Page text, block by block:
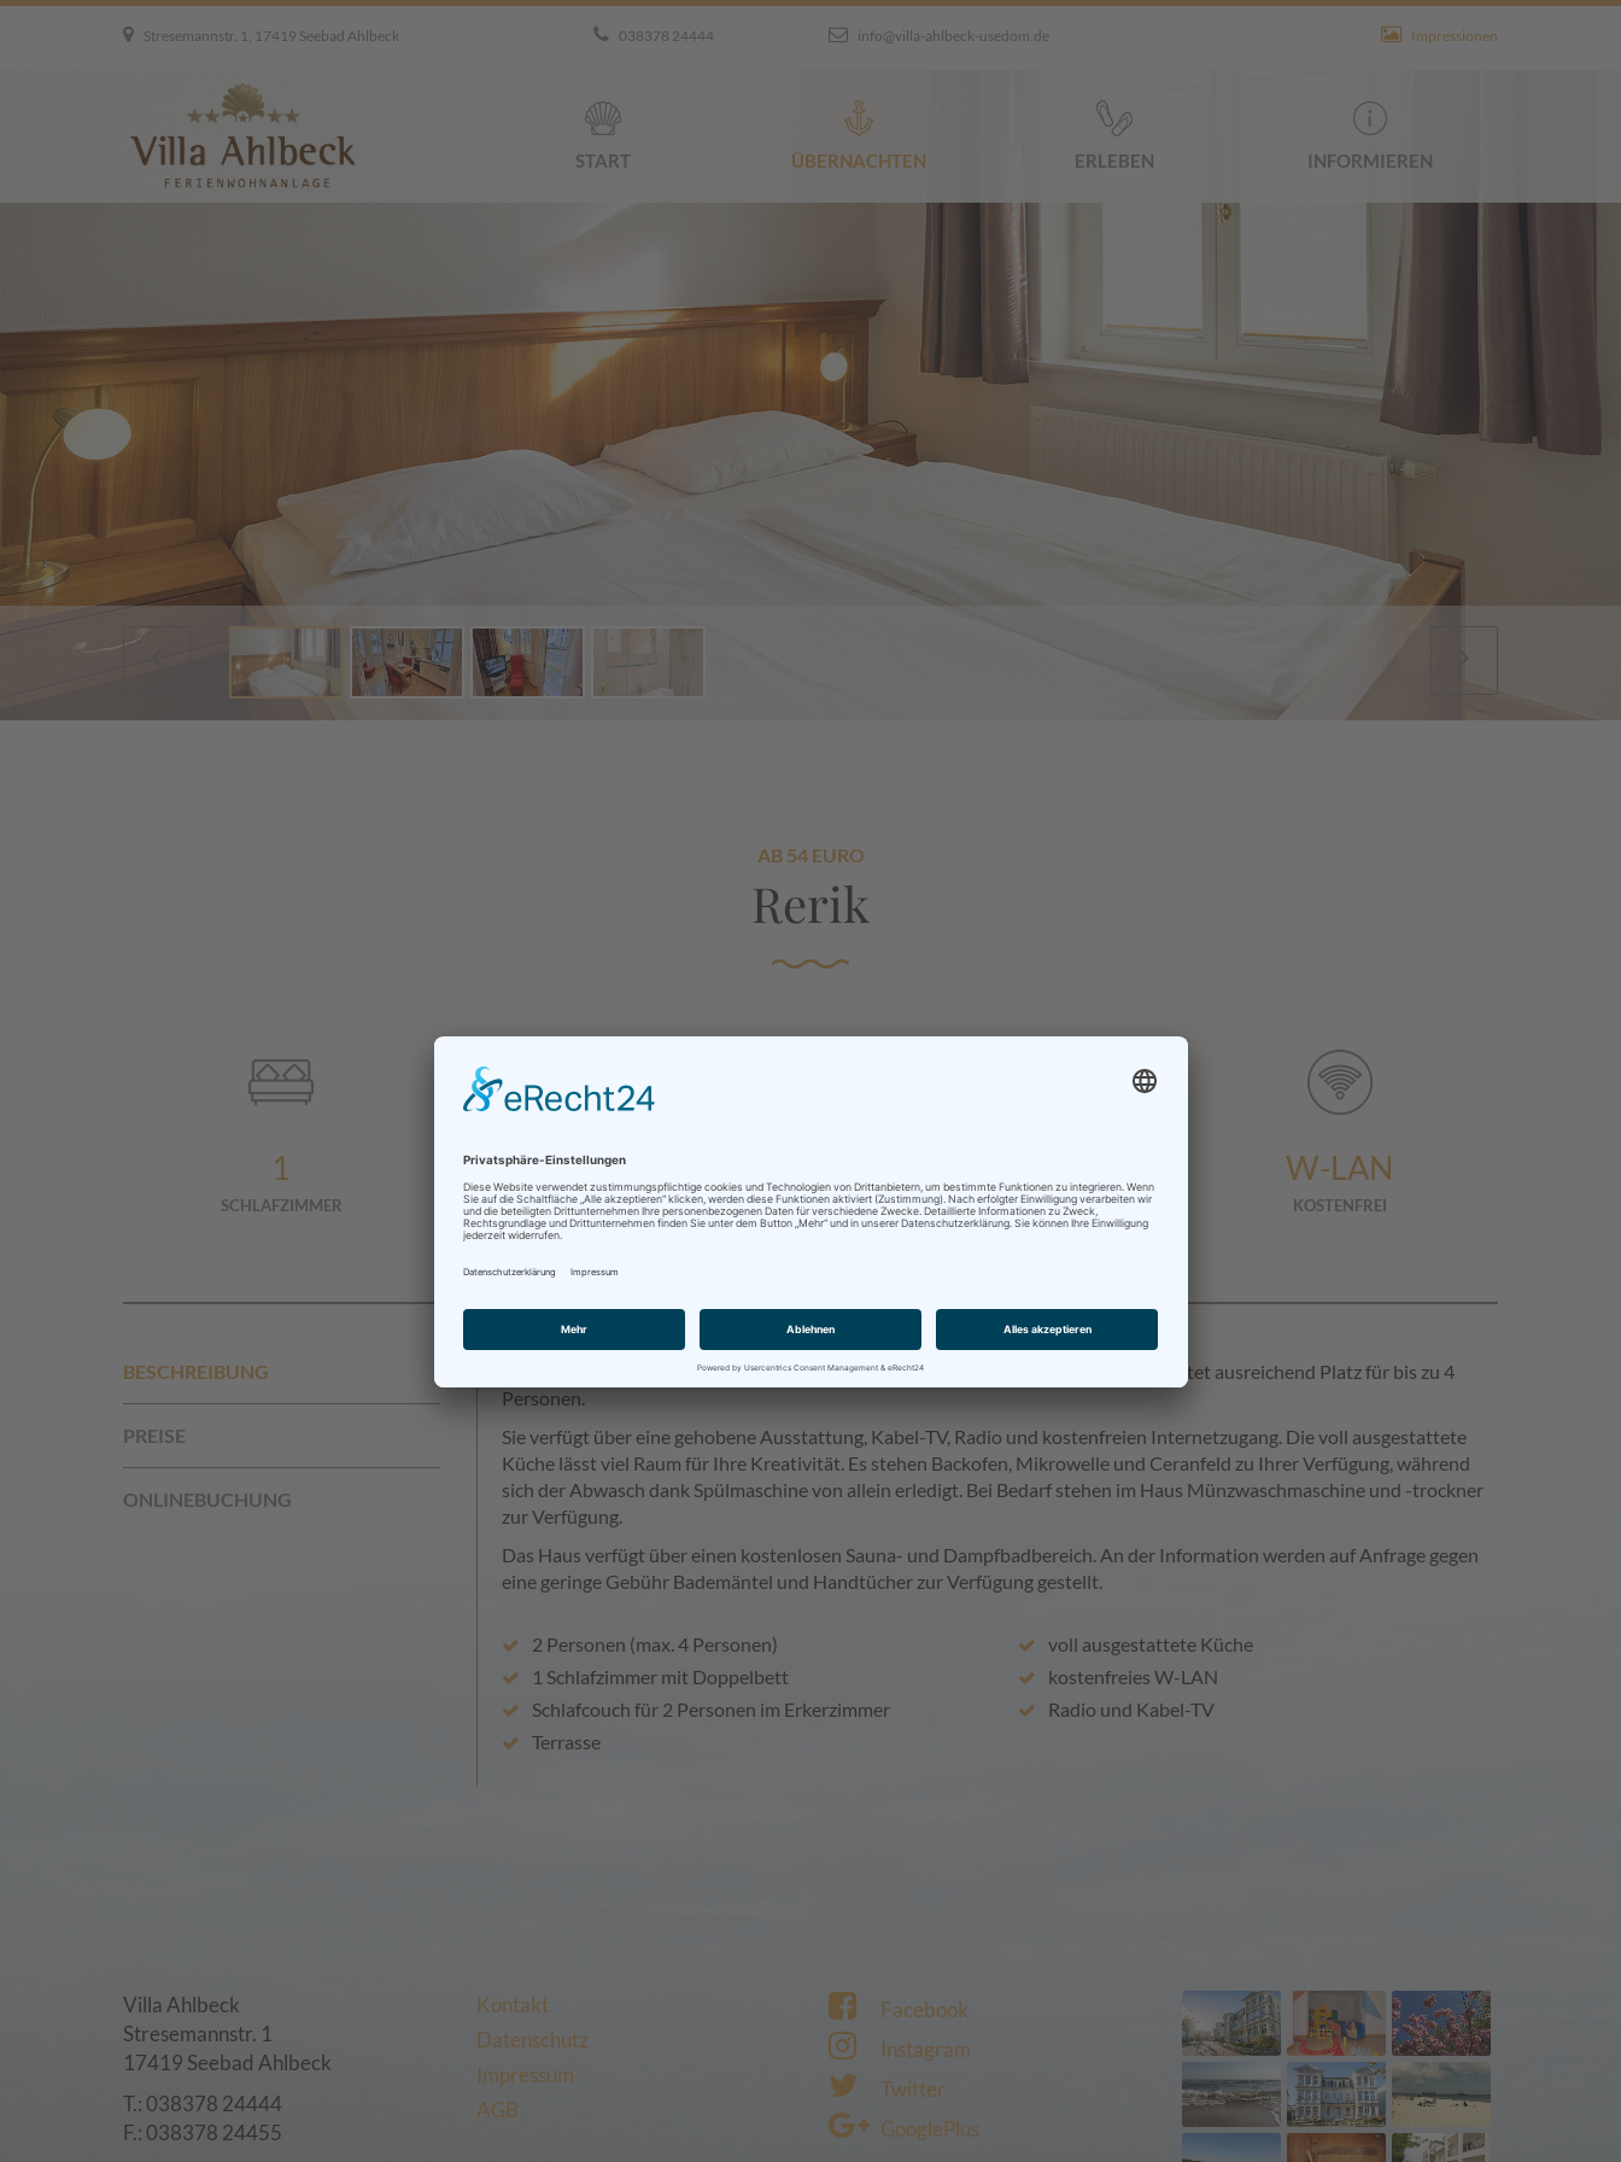
Stresemannstr. 1, 17419 Seebad Ahlbeck 038378 24444 info@villa-ahlbeck-usedom.de Impressionen
START ÜBERNACHTEN ERLEBEN INFORMIEREN
AB 54 EURO
Rerik
1
SCHLAFZIMMER
2
PERSONEN (4 MAX) KOSTENFREI
W-LAN
KOSTENFREI
BESCHREIBUNG
PREISE
ONLINEBUCHUNG
Die Ferienwohnung Rerik mit Terassebefindet sich im Erdgeschoss der Villa und bietet ausreichend Platz für bis zu 4
Personen.
Sie verfügt über eine gehobene Ausstattung, Kabel-TV, Radio und kostenfreien Internetzugang. Die voll ausgestattete
Küche lässt viel Raum für Ihre Kreativität. Es stehen Backofen, Mikrowelle und Ceranfeld zu Ihrer Verfügung, während
sich der Abwasch dank Spülmaschine von allein erledigt. Bei Bedarf stehen im Haus Münzwaschmaschine und -trockner
zur Verfügung.
Das Haus verfügt über einen kostenlosen Sauna- und Dampfbadbereich. An der Information werden auf Anfrage gegen
eine geringe Gebühr Bademäntel und Handtücher zur Verfügung gestellt.
2 Personen (max. 4 Personen)
1 Schlafzimmer mit Doppelbett
Schlafcouch für 2 Personen im Erkerzimmer
Terrasse
voll ausgestattete Küche
kostenfreies W-LAN
Radio und Kabel-TV
Villa Ahlbeck
Stresemannstr. 1
17419 Seebad Ahlbeck
T.: 038378 24444
F.: 038378 24455
Kontakt
Datenschutz
Impressum
AGB
Facebook
Instagram
Twitter
GooglePlus